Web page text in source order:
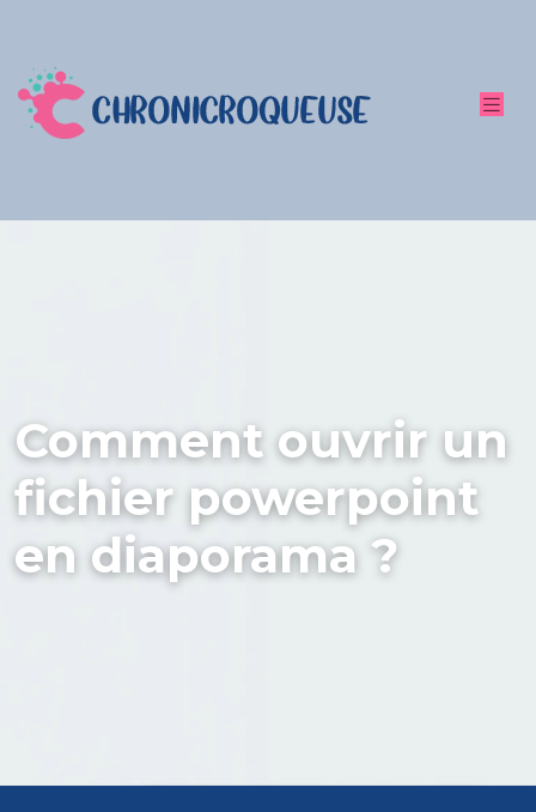
Comment ouvrir un
fichier powerpoint
en diaporama ?